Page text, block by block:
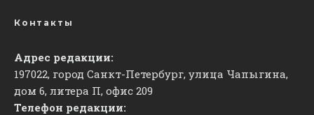
Контакты
Адрес редакции:
197022, город Санкт-Петербург, улица Чапыгина,
дом 6, литера П, офис 209
Телефон редакции: